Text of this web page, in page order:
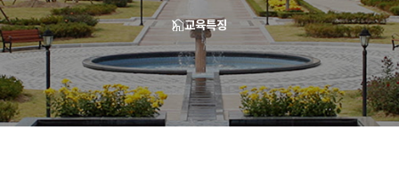
교육특징